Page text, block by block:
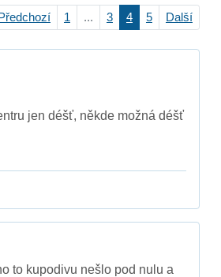
Předchozí 1 ... 3 4 5 Další
jen déšť, někde možná déšť
to kupodivu nešlo pod nulu a